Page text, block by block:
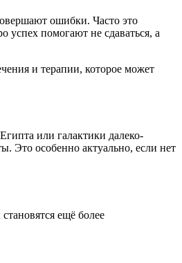
ошибки. Часто это
помогают не сдаваться, а
и терапии, которое может
или галактики далеко-
Это особенно актуально, если нет
ещё более